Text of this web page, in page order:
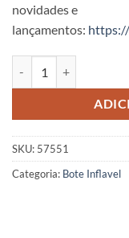
novidades e
lançamentos:
SKU: 57551
Categoria: Bote Inflavel